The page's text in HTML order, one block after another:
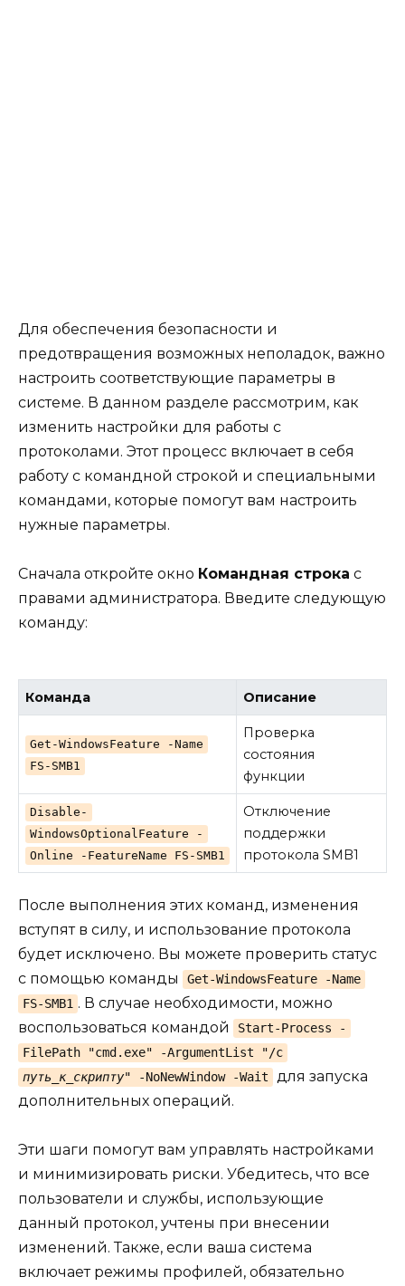
Для обеспечения безопасности и
предотвращения возможных неполадок, важно
настроить соответствующие параметры в
системе. В данном разделе рассмотрим, как
изменить настройки для работы с
протоколами. Этот процесс включает в себя
работу с командной строкой и специальными
командами, которые помогут вам настроить
нужные параметры.
Сначала откройте окно Командная строка с
правами администратора. Введите следующую
команду:
Команда Описание
Get-WindowsFeature -Name
FS-SMB1
Проверка
состояния
функции
Disable-
WindowsOptionalFeature -
Online -FeatureName FS-SMB1
Отключение
поддержки
протокола SMB1
После выполнения этих команд, изменения
вступят в силу, и использование протокола
будет исключено. Вы можете проверить статус
с помощью команды
Get-WindowsFeature -Name
FS-SMB1 . В случае необходимости, можно
воспользоваться командой
Start-Process -
FilePath "cmd.exe" -ArgumentList "/c
путь_к_скрипту" -NoNewWindow -Wait
для запуска
дополнительных операций.
Эти шаги помогут вам управлять настройками
и минимизировать риски. Убедитесь, что все
пользователи и службы, использующие
данный протокол, учтены при внесении
изменений. Также, если ваша система
включает режимы профилей, обязательно